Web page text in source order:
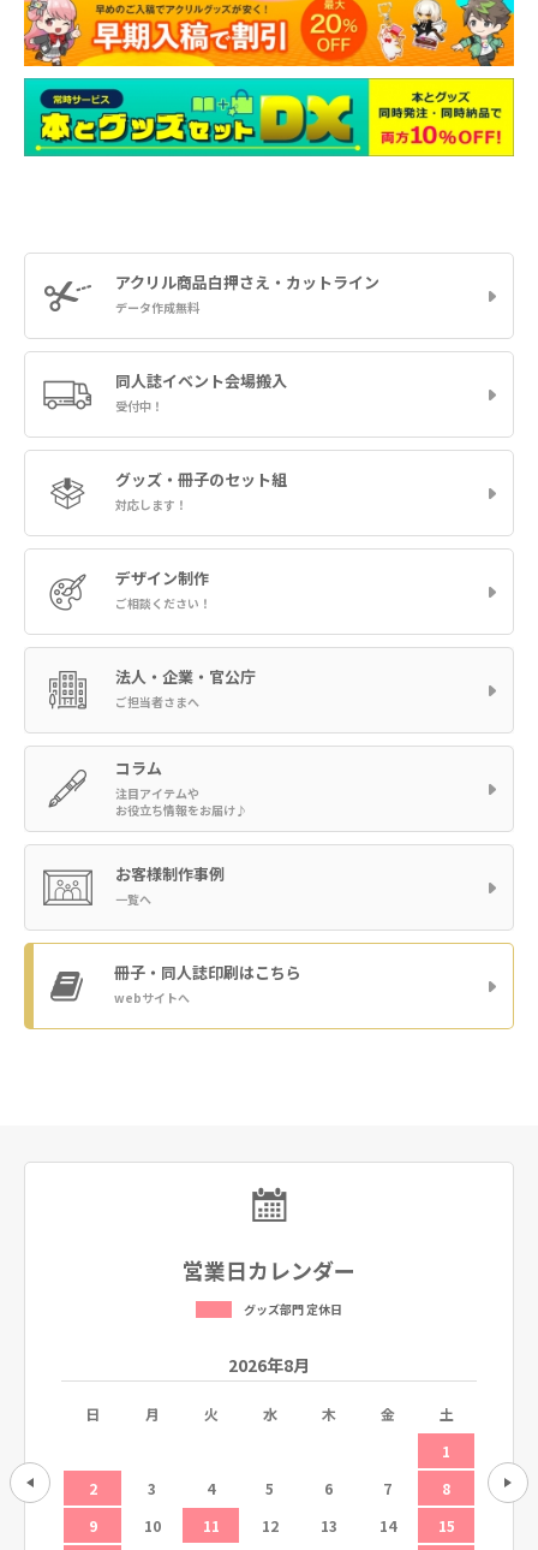
アクリル商品白押さえ・カットライン
データ作成無料
同人誌イベント会場搬入
受付中！
グッズ・冊子のセット組
対応します！
デザイン制作
ご相談ください！
法人・企業・官公庁
ご担当者さまへ
コラム
注目アイテムや
お役立ち情報をお届け♪
お客様制作事例
一覧へ
冊子・同人誌印刷はこちら
webサイトへ
営業日カレンダー
グッズ部門 定休日
12
2026年8月
日 月 火 水 木 金
土
1
2
3 4 5 6 7
8
9
10 11 12 13 14
15
6